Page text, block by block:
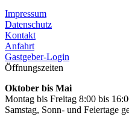
Impressum
Datenschutz
Kontakt
Anfahrt
Gastgeber-Login
Öffnungszeiten
Oktober bis Mai
Montag bis Freitag 8:00 bis
Samstag, Sonn- und Feiertage